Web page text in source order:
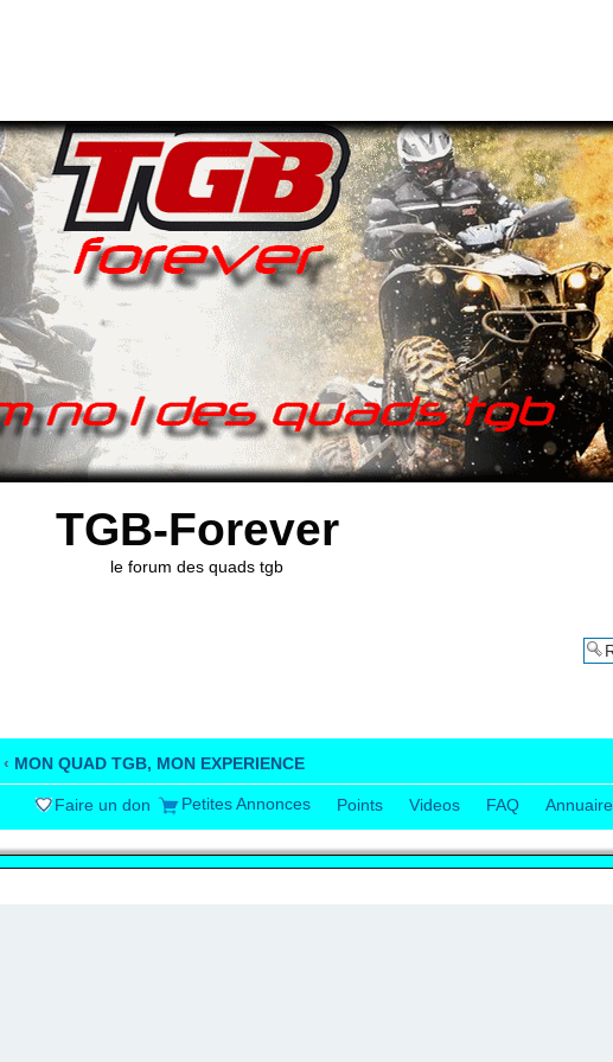
TGB-Forever
le forum des quads tgb
‹ MON QUAD TGB, MON EXPERIENCE
Faire un don Petites Annonces Points Videos FAQ Annuaire